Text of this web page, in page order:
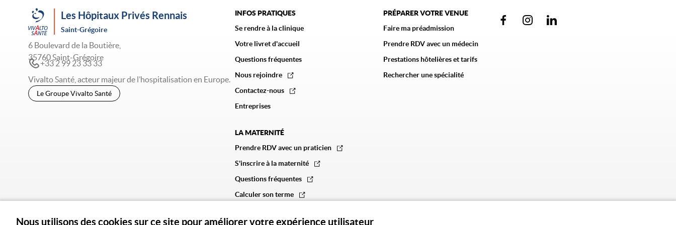
Nous utilisons des cookies sur ce site pour améliorer votre expérience utilisateur
Les Hôpitaux Privés Rennais
Saint-Grégoire
6 Boulevard de la Boutière,
35760 Saint-Grégoire
+33 2 99 23 33 33
Vivalto Santé, acteur majeur de l’hospitalisation en Europe.
Le Groupe Vivalto Santé
INFOS PRATIQUES
Se rendre à la clinique
Votre livret d'accueil
Questions fréquentes
Nous rejoindre
Contactez-nous
Entreprises
PRÉPARER VOTRE VENUE
Faire ma préadmission
Prendre RDV avec un médecin
Prestations hôtelières et tarifs
Rechercher une spécialité
LA MATERNITÉ
Prendre RDV avec un praticien
S'inscrire à la maternité
Questions fréquentes
Calculer son terme